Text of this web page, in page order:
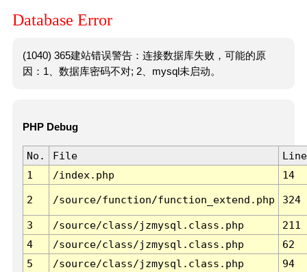
Database Error
(1040) 365建站错误警告：连接数据库失败，可能的原
因：1、数据库密码不对; 2、mysql未启动。
PHP Debug
No. File
Line
1
/index.php 14
2 /source/function/function_extend.php 324
3 /source/class/jzmysql.class.php
211
4
/source/class/jzmysql.class.php
62
5
/source/class/jzmysql.class.php
94